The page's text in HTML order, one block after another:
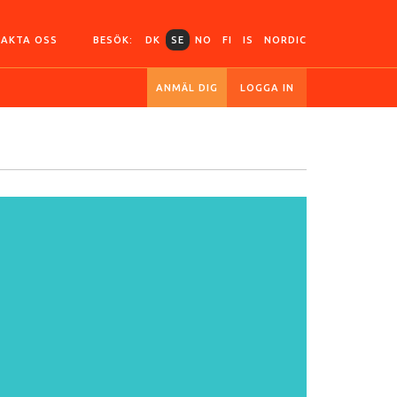
OSS BESÖK: DK SE NO FI IS NORDIC
ANMÄL DIG LOGGA IN